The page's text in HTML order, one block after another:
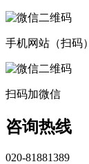
手机网站（扫码）
扫码加微信
咨询热线
020-81881389